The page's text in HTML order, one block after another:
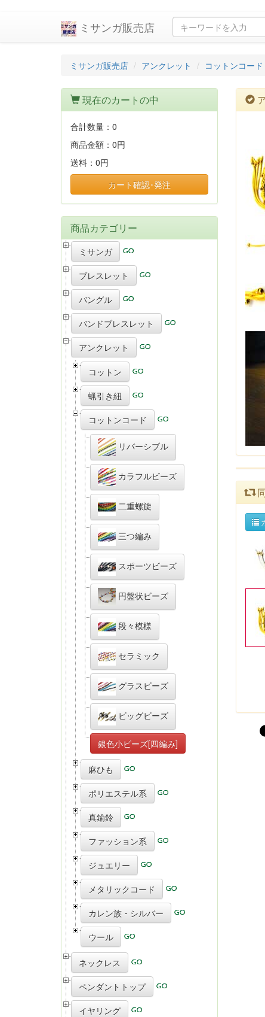
ミサンガ販売店
ミサンガ販売店 アンクレット コットンコード
現在のカートの中
合計数量： 0
商品金額： 0円
送料： 0円
カート確認･発注
商品カテゴリー
ミサンガ
ブレスレット
バングル
バンドブレスレット
アンクレット
コットン
蝋引き紐
コットンコード
リバーシブル
カラフルビーズ
二重螺旋
三つ編み
スポーツビーズ
円盤状ビーズ
段々模様
セラミック
グラスビーズ
ビッグビーズ
銀色小ビーズ[四編み]
麻ひも
ポリエステル系
真鍮鈴
ファッション系
ジュエリー
メタリックコード
カレン族・シルバー
ウール
ネックレス
ペンダントトップ
イヤリング